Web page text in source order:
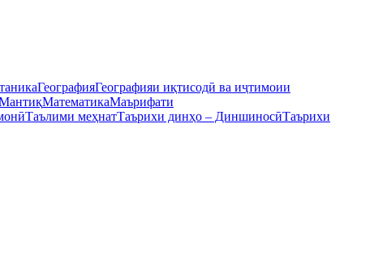
ГеографияГеографияи иқтисодӣ ва иҷтимоии
МатематикаМаърифати
Таълими меҳнатТаърихи динҳо – ДиншиносӣТаърихи